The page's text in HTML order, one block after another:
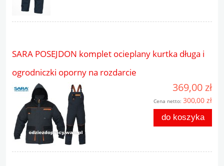
SARA POSEJDON komplet ocieplany kurtka długa i
ogrodniczki oporny na rozdarcie
369,00 zł
Cena netto: 300,00 zł
do koszyka